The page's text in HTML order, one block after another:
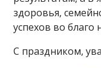
здоровья,
успехов во
С праздником,